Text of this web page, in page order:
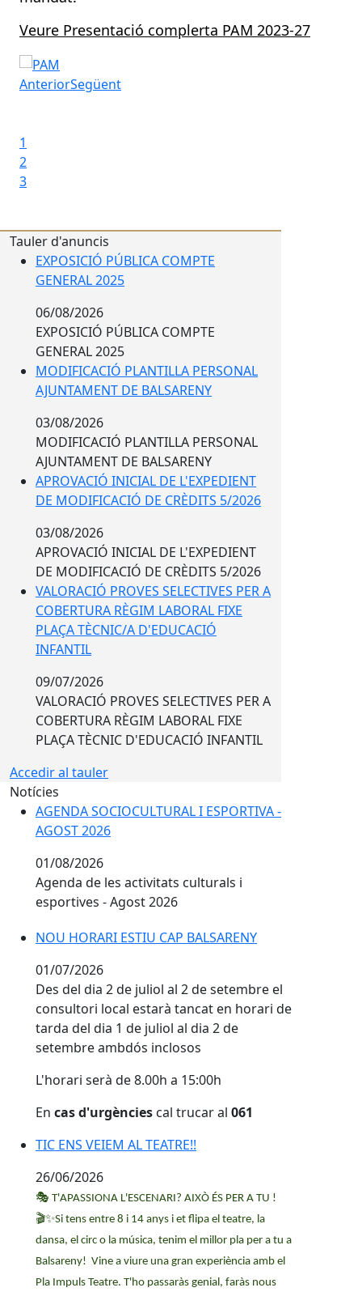
Veure Presentació complerta PAM 2023-27
Pla d'actuació de Mandat
AnteriorSegüent
1
2
3
Tauler d'anuncis
EXPOSICIÓ PÚBLICA COMPTE
GENERAL 2025
06/08/2026
EXPOSICIÓ PÚBLICA COMPTE
GENERAL 2025
MODIFICACIÓ PLANTILLA PERSONAL
AJUNTAMENT DE BALSARENY
03/08/2026
MODIFICACIÓ PLANTILLA PERSONAL
AJUNTAMENT DE BALSARENY
APROVACIÓ INICIAL DE L'EXPEDIENT
DE MODIFICACIÓ DE CRÈDITS 5/2026
03/08/2026
APROVACIÓ INICIAL DE L'EXPEDIENT
DE MODIFICACIÓ DE CRÈDITS 5/2026
VALORACIÓ PROVES SELECTIVES PER A
COBERTURA RÈGIM LABORAL FIXE
PLAÇA TÈCNIC/A D'EDUCACIÓ
INFANTIL
09/07/2026
VALORACIÓ PROVES SELECTIVES PER A
COBERTURA RÈGIM LABORAL FIXE
PLAÇA TÈCNIC D'EDUCACIÓ INFANTIL
Accedir al tauler
Notícies
AGENDA SOCIOCULTURAL I ESPORTIVA - AGOST 2026
AGENDA SOCIOCULTURAL I ESPORTIVA -
AGOST 2026
01/08/2026
Agenda de les activitats culturals i
esportives - Agost 2026
NOU HORARI ESTIU CAP BALSARENY
NOU HORARI ESTIU CAP BALSARENY
01/07/2026
Des del dia 2 de juliol al 2 de setembre el
consultori local estarà tancat en horari de
tarda del dia 1 de juliol al dia 2 de
setembre ambdós inclosos
L'horari serà de 8.00h a 15:00h
En cas d'urgències cal trucar al 061
TIC ENS VEIEM AL TEATRE!!
TIC ENS VEIEM AL TEATRE!!
26/06/2026
🎭 T'APASSIONA L'ESCENARI? AIXÒ ÉS PER A TU !
🎬✨Si tens entre 8 i 14 anys i et flipa el teatre, la
dansa, el circ o la música, tenim el millor pla per a tu a
Balsareny! Vine a viure una gran experiència amb el
Pla Impuls Teatre. T'ho passaràs genial, faràs nous